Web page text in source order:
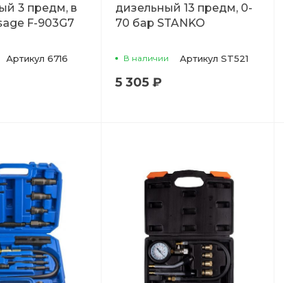
3 предм, в
F-903G7
Артикул 6716
дизельный 13 предм, 0-
70 бар STANKO
В наличии Артикул ST521
5 305 ₽